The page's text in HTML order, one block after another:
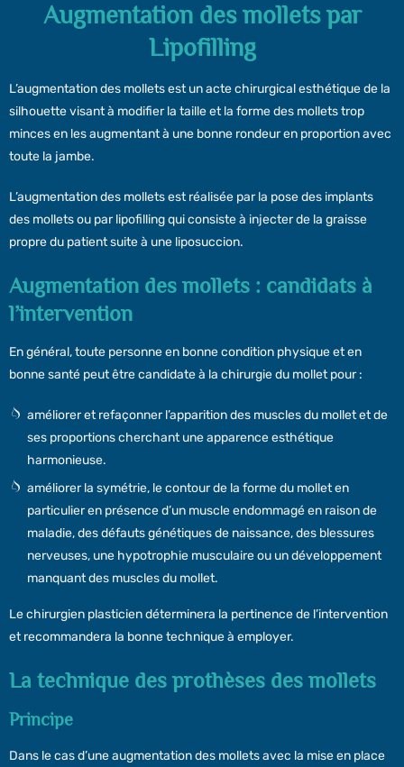
Augmentation des mollets par
Lipofilling
L’augmentation des mollets est un acte chirurgical esthétique de la
silhouette visant à modifier la taille et la forme des mollets trop
minces en les augmentant à une bonne rondeur en proportion avec
toute la jambe.
L’augmentation des mollets est réalisée par la pose des implants
des mollets ou par lipofilling qui consiste à injecter de la graisse
propre du patient suite à une liposuccion.
Augmentation des mollets : candidats à
l’intervention
En général, toute personne en bonne condition physique et en
bonne santé peut être candidate à la chirurgie du mollet pour :
améliorer et refaçonner l’apparition des muscles du mollet et de
ses proportions cherchant une apparence esthétique
harmonieuse.
améliorer la symétrie, le contour de la forme du mollet en
particulier en présence d’un muscle endommagé en raison de
maladie, des défauts génétiques de naissance, des blessures
nerveuses, une hypotrophie musculaire ou un développement
manquant des muscles du mollet.
Le chirurgien plasticien déterminera la pertinence de l’intervention
et recommandera la bonne technique à employer.
La technique des prothèses des mollets
Principe
Dans le cas d’une augmentation des mollets avec la mise en place